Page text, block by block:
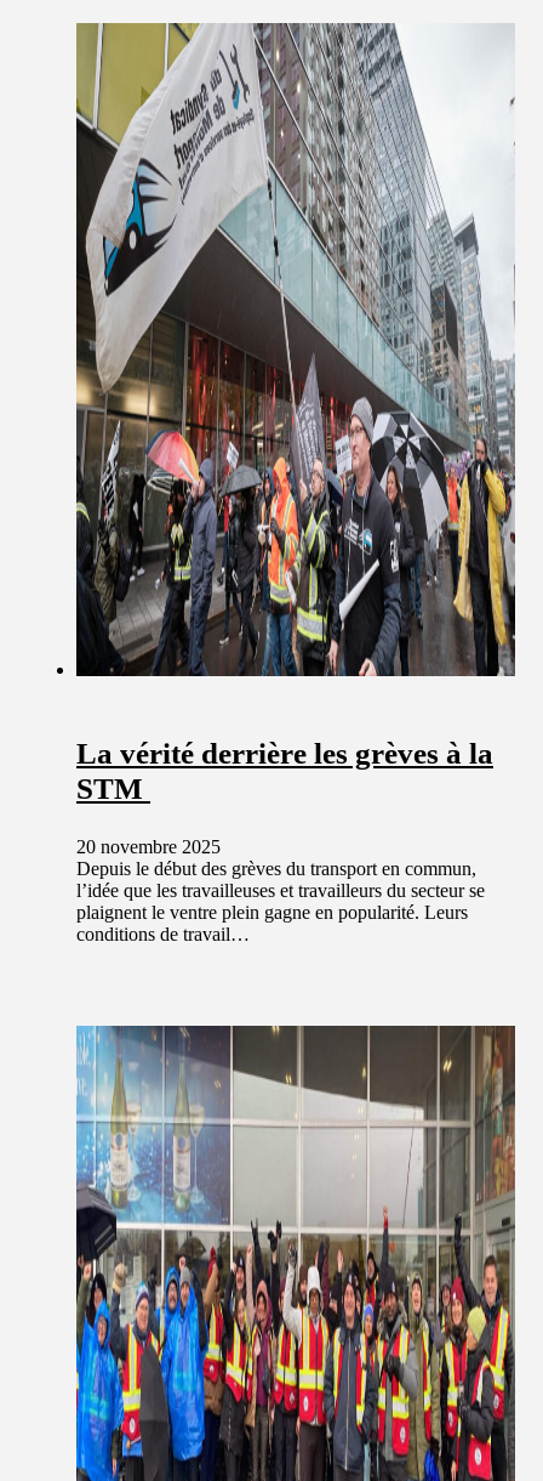
La vérité derrière les grèves à la
STM
20 novembre 2025
Depuis le début des grèves du transport en commun,
l’idée que les travailleuses et travailleurs du secteur se
plaignent le ventre plein gagne en popularité. Leurs
conditions de travail…